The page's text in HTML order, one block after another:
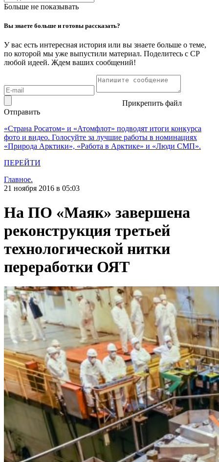
Больше не показывать
Вы знаете больше и готовы рассказать?
У вас есть интересная история или вы знаете больше о теме,
по которой мы уже выпустили материал. Поделитесь с СР
любой идеей. Ждем ваших сообщений!
Прикрепить файл
Отправить
«Страна Росатом» и «Атомфлот» подводят итоги конкурса
фото и видео. Голосуйте за лучшие работы в номинациях
«Природа Арктики», «Работа в Арктике» и «Люди СМП».
ПЕРЕЙТИ
Главное.
21 ноября 2016 в 05:03
На ПО «Маяк» завершена
реконструкция третьей
технологической нитки
переработки ОЯТ